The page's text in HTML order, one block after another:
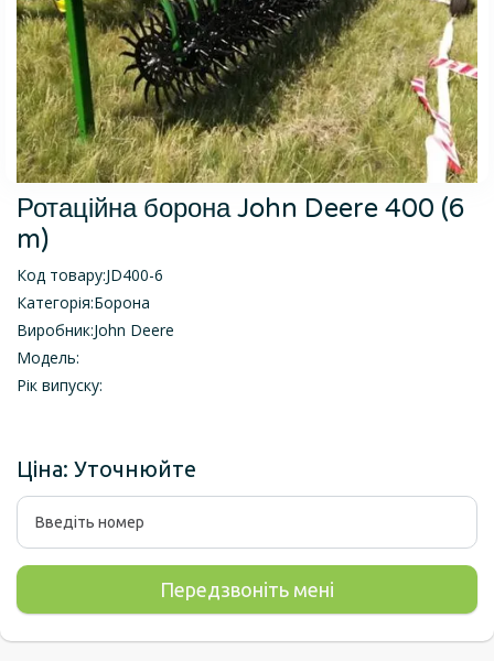
Ротаційна борона John Deere 400 (6
m)
Код товару:JD400-6
Категорія:Борона
Виробник:John Deere
Модель:
Рік випуску:
Ціна: Уточнюйте